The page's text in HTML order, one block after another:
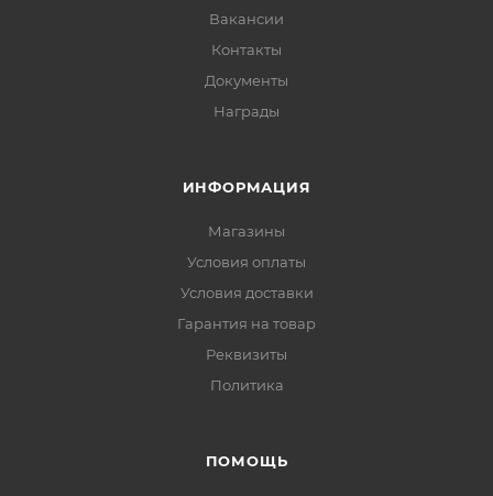
Вакансии
Контакты
Документы
Награды
ИНФОРМАЦИЯ
Магазины
Условия оплаты
Условия доставки
Гарантия на товар
Реквизиты
Политика
ПОМОЩЬ